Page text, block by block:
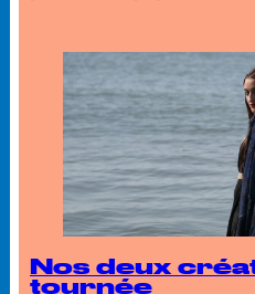
Nos deux
tournée